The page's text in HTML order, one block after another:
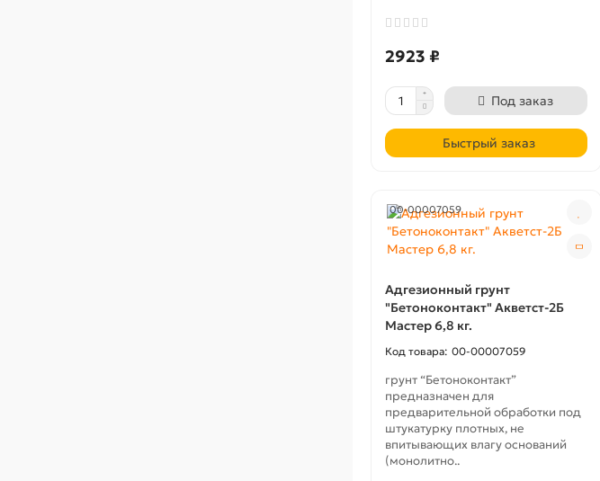
2923 ₽
Под заказ
Быстрый заказ
00-00007059
Адгезионный грунт
"Бетоноконтакт" Акветст-2Б
Мастер 6,8 кг.
00-00007059
грунт “Бетоноконтакт”
предназначен для
предварительной обработки под
штукатурку плотных, не
впитывающих влагу оснований
(монолитно..